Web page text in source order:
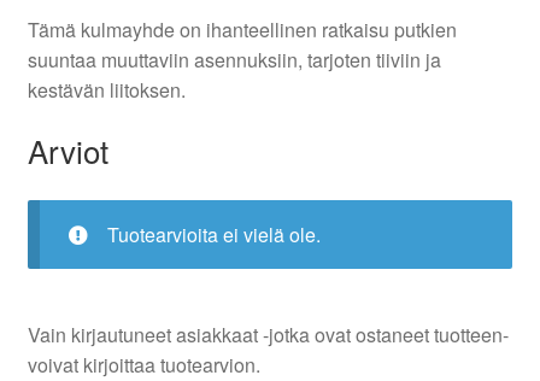
Tämä kulmayhde on ihanteellinen ratkaisu putkien
suuntaa muuttaviin asennuksiin, tarjoten tiiviin ja
kestävän liitoksen.
Arviot
Tuotearvioita ei vielä ole.
Vain kirjautuneet asiakkaat -jotka ovat ostaneet tuotteen-
voivat kirjoittaa tuotearvion.